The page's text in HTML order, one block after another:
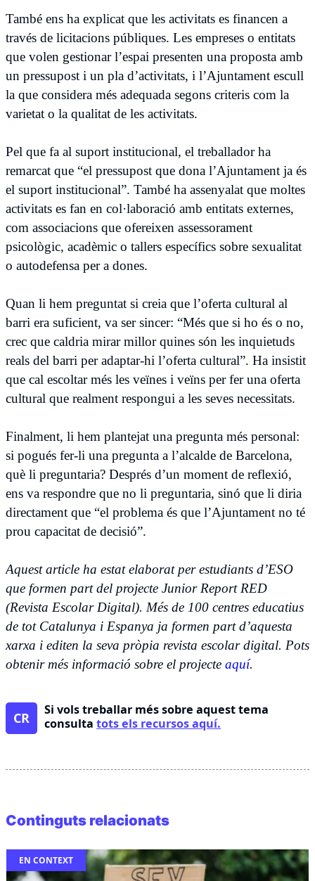
També ens ha explicat que les activitats es financen a
través de licitacions públiques. Les empreses o entitats
que volen gestionar l’espai presenten una proposta amb
un pressupost i un pla d’activitats, i l’Ajuntament escull
la que considera més adequada segons criteris com la
varietat o la qualitat de les activitats.
Pel que fa al suport institucional, el treballador ha
remarcat que “el pressupost que dona l’Ajuntament ja és
el suport institucional”. També ha assenyalat que moltes
activitats es fan en col·laboració amb entitats externes,
com associacions que ofereixen assessorament
psicològic, acadèmic o tallers específics sobre sexualitat
o autodefensa per a dones.
Quan li hem preguntat si creia que l’oferta cultural al
barri era suficient, va ser sincer: “Més que si ho és o no,
crec que caldria mirar millor quines són les inquietuds
reals del barri per adaptar-hi l’oferta cultural”. Ha insistit
que cal escoltar més les veïnes i veïns per fer una oferta
cultural que realment respongui a les seves necessitats.
Finalment, li hem plantejat una pregunta més personal:
si pogués fer-li una pregunta a l’alcalde de Barcelona,
què li preguntaria? Després d’un moment de reflexió,
ens va respondre que no li preguntaria, sinó que li diria
directament que “el problema és que l’Ajuntament no té
prou capacitat de decisió”.
Aquest article ha estat elaborat per estudiants d’ESO
que formen part del projecte Junior Report RED
(Revista Escolar Digital). Més de 100 centres educatius
de tot Catalunya i Espanya ja formen part d’aquesta
xarxa i editen la seva pròpia revista escolar digital. Pots
obtenir més informació sobre el projecte aquí.
CR
Si vols treballar més sobre aquest tema
consulta tots els recursos aquí.
Continguts relacionats
EN CONTEXT